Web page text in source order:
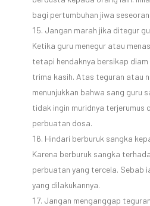
bagi pertumbuhan jiwa
Jangan marah jika ditegur
Ketika guru menegur atau
tetapi hendaknya bersikap diam
trima kasih. Atas teguran atau
menunjukkan bahwa sang guru
tidak ingin muridnya terjerumus
perbuatan dosa.
Hindari berburuk sangka
Karena berburuk sangka
perbuatan yang tercela. Sebab
yang dilakukannya.
Jangan menganggap